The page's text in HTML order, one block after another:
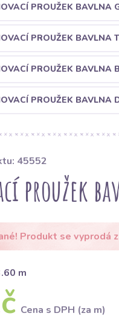
PROUŽEK BAVLNA
PROUŽEK BAVLNA
PROUŽEK BAVLNA
PROUŽEK BAVLNA
45552
proužek
Produkt se vyprodá
m
Cena s DPH (za m)